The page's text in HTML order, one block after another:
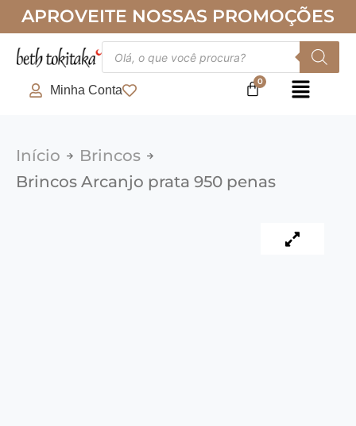
conteúdo
APROVEITE NOSSAS PROMOÇÕES
produtos
Minha Conta
Início
Brincos
Brincos Arcanjo prata 950 penas